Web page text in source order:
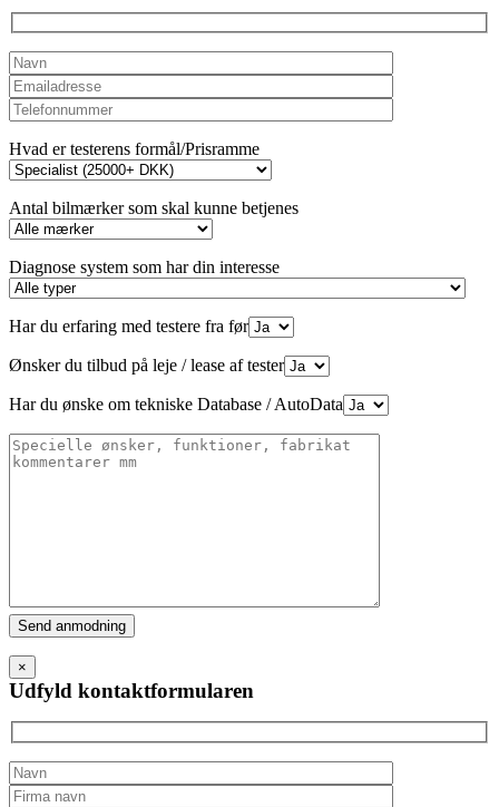
Hvad er testerens formål/Prisramme
Antal bilmærker som skal kunne betjenes
Diagnose system som har din interesse
Har du erfaring med testere fra før
Ønsker du tilbud på leje / lease af tester
Har du ønske om tekniske Database / AutoData
Please
leave
this
field
empty.
×
Udfyld kontaktformularen